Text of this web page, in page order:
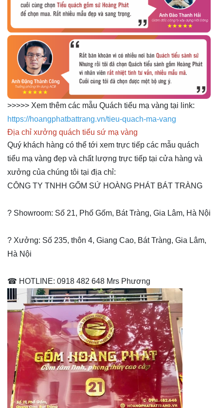
>>>>> Xem thêm các mẫu Quách tiểu mạ vàng tại link:
https://hoangphatbattrang.vn/tieu-quach-ma-vang
Địa chỉ xưởng quách tiểu sứ mạ vàng
Quý khách hàng có thể tới xem trực tiếp các mẫu quách
tiểu mạ vàng đẹp và chất lượng trực tiếp tại cửa hàng và
xưởng của chúng tôi tại địa chỉ:
CÔNG TY TNHH GỐM SỨ HOÀNG PHÁT BÁT TRÀNG
? Showroom: Số 21, Phố Gốm, Bát Tràng, Gia Lâm, Hà Nội
? Xưởng: Số 235, thôn 4, Giang Cao, Bát Tràng, Gia Lâm,
Hà Nội
☎ HOTLINE: 0918 482 648 Mrs Phương